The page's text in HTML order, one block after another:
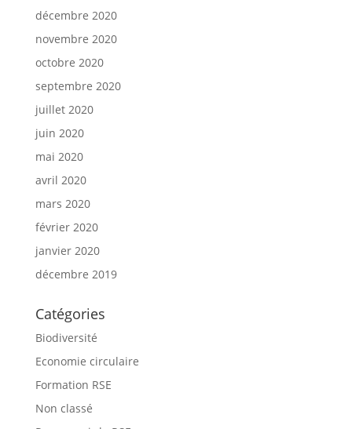
décembre 2020
novembre 2020
octobre 2020
septembre 2020
juillet 2020
juin 2020
mai 2020
avril 2020
mars 2020
février 2020
janvier 2020
décembre 2019
Catégories
Biodiversité
Economie circulaire
Formation RSE
Non classé